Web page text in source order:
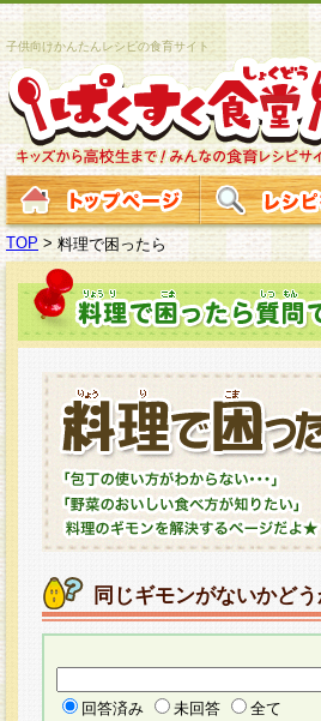
子供向けかんたんレシピの食育サイト
TOP >料理で困ったら
同じギモンがないかど
回答済み 未回答 全て